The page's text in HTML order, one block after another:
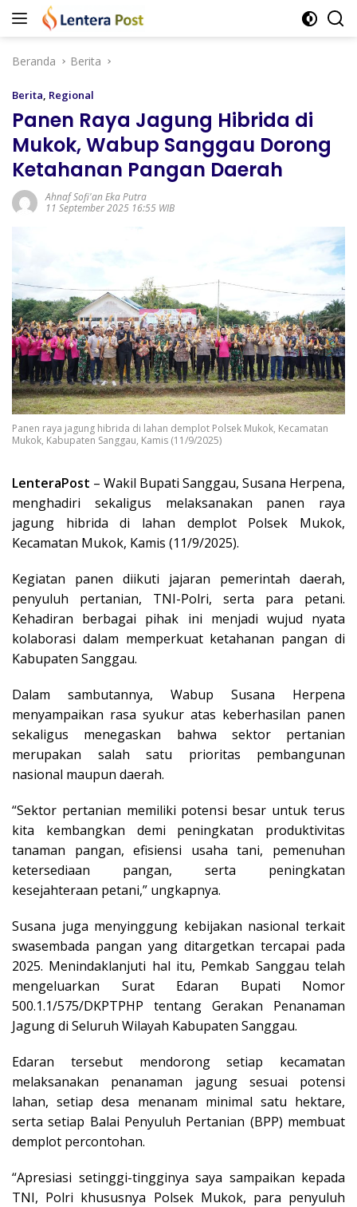
Langsung
Beranda
Berita
Berita, Regional
Panen Raya Jagung Hibrida di
Mukok, Wabup Sanggau Dorong
Ketahanan Pangan Daerah
Ahnaf Sofi'an Eka Putra
11 September 2025 16:55 WIB
Panen raya jagung hibrida di lahan demplot Polsek Mukok, Kecamatan
Mukok, Kabupaten Sanggau, Kamis (11/9/2025)
LenteraPost – Wakil Bupati Sanggau, Susana Herpena,
menghadiri sekaligus melaksanakan panen raya
jagung hibrida di lahan demplot Polsek Mukok,
Kecamatan Mukok, Kamis (11/9/2025).
Kegiatan panen diikuti jajaran pemerintah daerah,
penyuluh pertanian, TNI-Polri, serta para petani.
Kehadiran berbagai pihak ini menjadi wujud nyata
kolaborasi dalam memperkuat ketahanan pangan di
Kabupaten Sanggau.
Dalam sambutannya, Wabup Susana Herpena
menyampaikan rasa syukur atas keberhasilan panen
sekaligus menegaskan bahwa sektor pertanian
merupakan salah satu prioritas pembangunan
nasional maupun daerah.
“Sektor pertanian memiliki potensi besar untuk terus
kita kembangkan demi peningkatan produktivitas
tanaman pangan, efisiensi usaha tani, pemenuhan
ketersediaan pangan, serta peningkatan
kesejahteraan petani,” ungkapnya.
Susana juga menyinggung kebijakan nasional terkait
swasembada pangan yang ditargetkan tercapai pada
2025. Menindaklanjuti hal itu, Pemkab Sanggau telah
mengeluarkan Surat Edaran Bupati Nomor
500.1.1/575/DKPTPHP tentang Gerakan Penanaman
Jagung di Seluruh Wilayah Kabupaten Sanggau.
Edaran tersebut mendorong setiap kecamatan
melaksanakan penanaman jagung sesuai potensi
lahan, setiap desa menanam minimal satu hektare,
serta setiap Balai Penyuluh Pertanian (BPP) membuat
demplot percontohan.
“Apresiasi setinggi-tingginya saya sampaikan kepada
TNI, Polri khususnya Polsek Mukok, para penyuluh